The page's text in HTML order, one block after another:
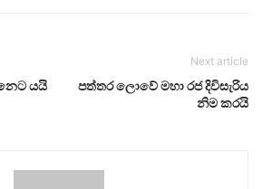
යයි
Next article
පත්තර ලොවේ මහා රජ දිවිසැරිය
නිම කරයි